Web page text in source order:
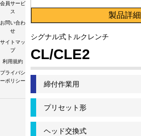
会員サービ
ス
お問い合わ
せ
サイトマッ
プ
利用規約
プライバシ
ーポリシー
製品詳細
シグナル式トルクレンチ
CL/CLE2
締付作業用
プリセット形
ヘッド交換式